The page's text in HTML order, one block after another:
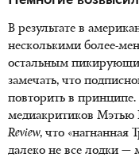
В результате в
несколькими более-
остальным
замечать, что
повторить в
медиакритиков Мэтью
Review, что «нагнанная
далеко не все лодки —